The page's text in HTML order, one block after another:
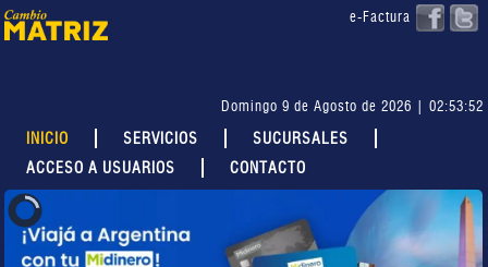
e-Factura
Domingo 9 de Agosto de 2026 | 02:53:52
INICIO SERVICIOS
SUCURSALES
ACCESO A USUARIOS
CONTACTO